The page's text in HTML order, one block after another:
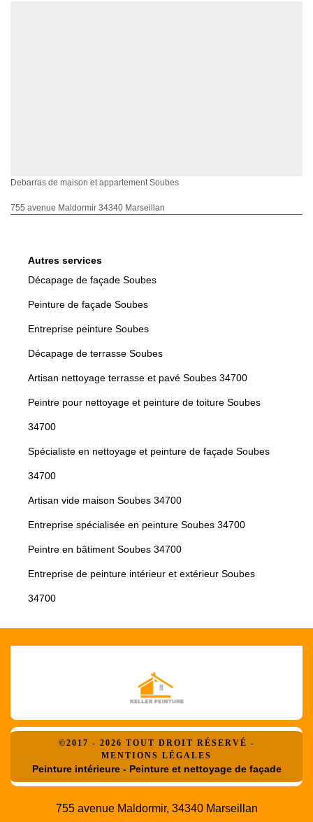
Debarras de maison et appartement Soubes
755 avenue Maldormir 34340 Marseillan
Autres services
Décapage de façade Soubes
Peinture de façade Soubes
Entreprise peinture Soubes
Décapage de terrasse Soubes
Artisan nettoyage terrasse et pavé Soubes 34700
Peintre pour nettoyage et peinture de toiture Soubes
34700
Spécialiste en nettoyage et peinture de façade Soubes
34700
Artisan vide maison Soubes 34700
Entreprise spécialisée en peinture Soubes 34700
Peintre en bâtiment Soubes 34700
Entreprise de peinture intérieur et extérieur Soubes
34700
©2017 - 2026 TOUT DROIT RÉSERVÉ -
MENTIONS LÉGALES
Peinture intérieure - Peinture et nettoyage de façade
755 avenue Maldormir, 34340 Marseillan